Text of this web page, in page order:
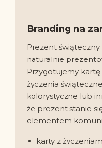
Branding na
Prezent
naturalnie
Przygotujemy
życzenia
kolorystyczne lub
że prezent stanie
elementem
karty z